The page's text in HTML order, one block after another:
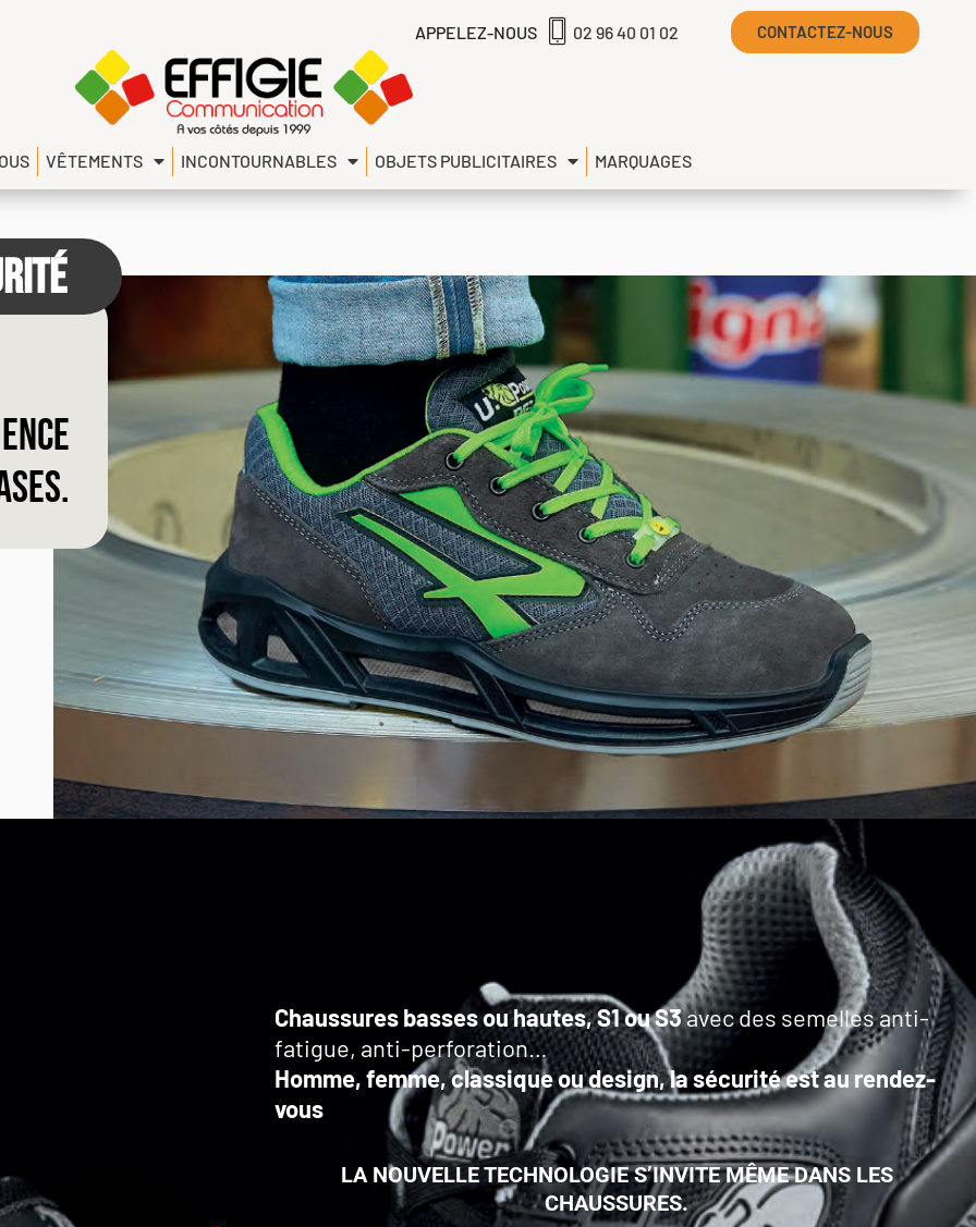
APPELEZ-NOUS 02 96 40 01 02 CONTACTEZ-NOUS
VÊTEMENTS INCONTOURNABLES OBJETS PUBLICITAIRES MARQUAGES
Chaussures basses ou hautes, S1 ou S3avec des semelles anti-
fatigue, anti-perforation…
Homme, femme, classique ou design, la sécurité est au rendez-
vous
LA NOUVELLE TECHNOLOGIE S’INVITE MÊME DANS LES
CHAUSSURES.